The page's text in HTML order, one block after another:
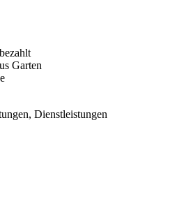
Garten
Dienstleistungen